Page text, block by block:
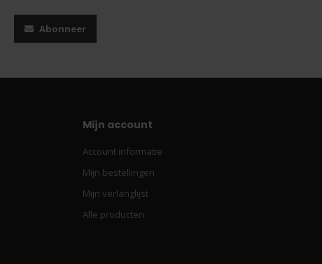
Abonneer
Mijn account
Account informatie
Mijn bestellingen
Mijn verlanglijst
Alle producten